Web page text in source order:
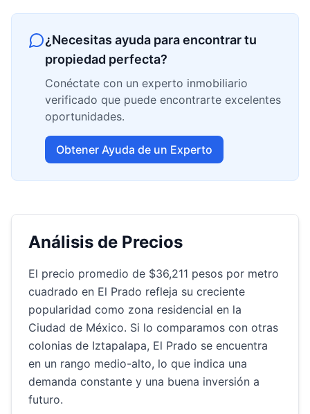
¿Necesitas ayuda para encontrar tu
propiedad perfecta?
Conéctate con un experto inmobiliario
verificado que puede encontrarte excelentes
oportunidades.
Obtener Ayuda de un Experto
Análisis de Precios
El precio promedio de $36,211 pesos por metro
cuadrado en El Prado refleja su creciente
popularidad como zona residencial en la
Ciudad de México. Si lo comparamos con otras
colonias de Iztapalapa, El Prado se encuentra
en un rango medio-alto, lo que indica una
demanda constante y una buena inversión a
futuro.